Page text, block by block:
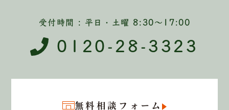
受付時間 : 平日・土曜 8:30〜17:00
0120-28-3323
無料相談フォーム